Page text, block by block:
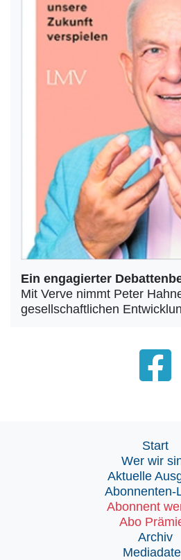
Ein engagierter
Mit Verve nimmt Peter
gesellschaftlichen
Start
Wer wir
Aktuelle
Abonnenten-
Abonnent
Abo
Archiv